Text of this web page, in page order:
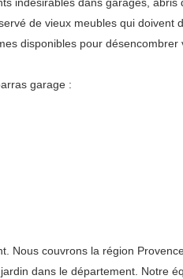
de vieux meubles qui
disponibles pour
garage :
couvrons la région
dans le département. Notre